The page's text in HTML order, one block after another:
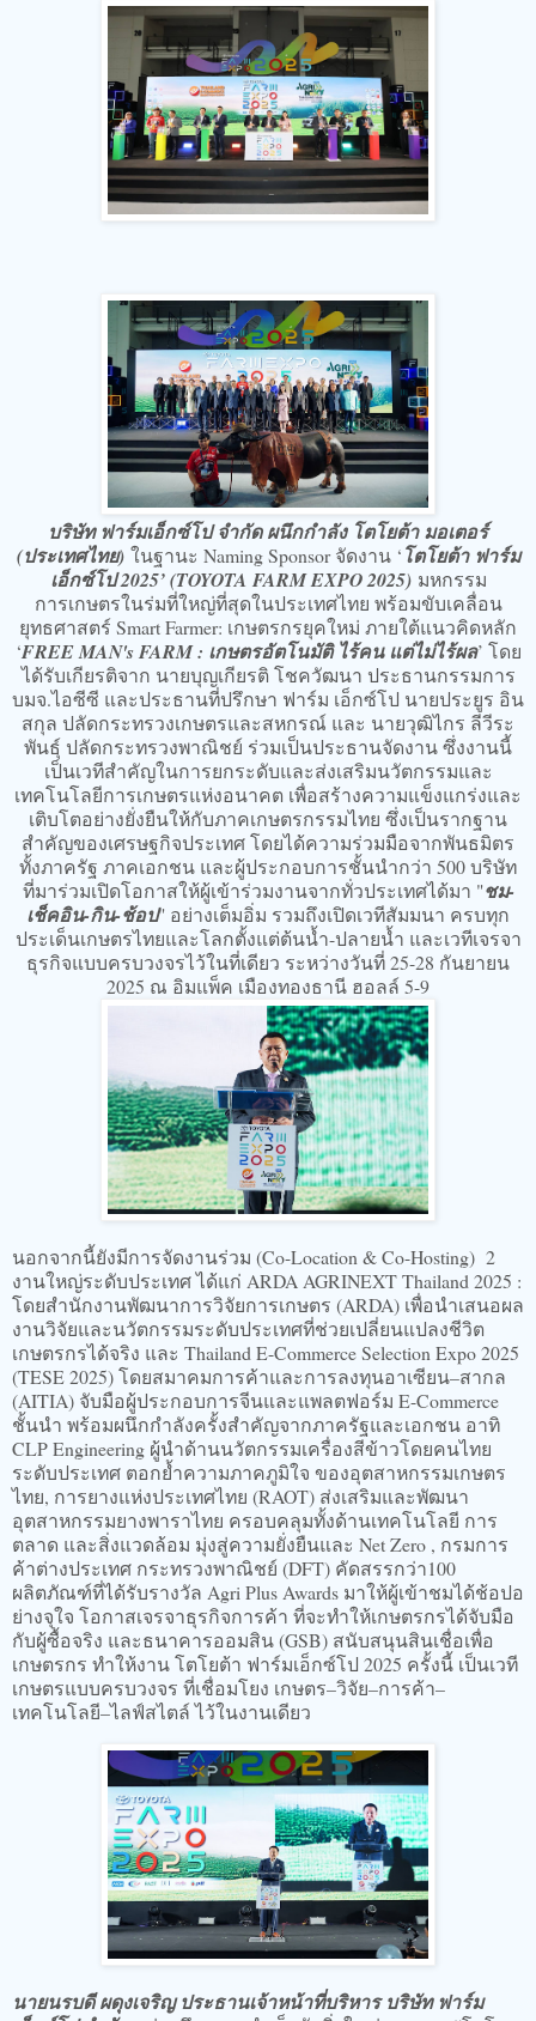
บริษัท ฟาร์มเอ็กซ์โป จำกัด ผนึกกำลัง โตโยต้า มอเตอร์
(ประเทศไทย) ในฐานะ Naming Sponsor จัดงาน ‘โตโยต้า ฟาร์ม
เอ็กซ์โป 2025’ (TOYOTA FARM EXPO 2025) มหกรรม
การเกษตรในร่มที่ใหญ่ที่สุดในประเทศไทย พร้อมขับเคลื่อน
ยุทธศาสตร์ Smart Farmer: เกษตรกรยุคใหม่ ภายใต้แนวคิดหลัก
‘FREE MAN's FARM : เกษตรอัตโนมัติ ไร้คน แต่ไม่ไร้ผล’ โดย
ได้รับเกียรติจาก นายบุญเกียรติ โชควัฒนา ประธานกรรมการ
บมจ.ไอซีซี และประธานที่ปรึกษา ฟาร์ม เอ็กซ์โป นายประยูร อิน
สกุล ปลัดกระทรวงเกษตรและสหกรณ์ และ นายวุฒิไกร ลีวีระ
พันธุ์ ปลัดกระทรวงพาณิชย์ ร่วมเป็นประธานจัดงาน ซึ่งงานนี้
เป็นเวทีสำคัญในการยกระดับและส่งเสริมนวัตกรรมและ
เทคโนโลยีการเกษตรแห่งอนาคต เพื่อสร้างความแข็งแกร่งและ
เติบโตอย่างยั่งยืนให้กับภาคเกษตรกรรมไทย ซึ่งเป็นรากฐาน
สำคัญของเศรษฐกิจประเทศ โดยได้ความร่วมมือจากพันธมิตร
ทั้งภาครัฐ ภาคเอกชน และผู้ประกอบการชั้นนำกว่า 500 บริษัท
ที่มาร่วมเปิดโอกาสให้ผู้เข้าร่วมงานจากทั่วประเทศได้มา "ชม-
เช็คอิน-กิน-ช้อป" อย่างเต็มอิ่ม รวมถึงเปิดเวทีสัมมนา ครบทุก
ประเด็นเกษตรไทยและโลกตั้งแต่ต้นน้ำ-ปลายน้ำ และเวทีเจรจา
ธุรกิจแบบครบวงจรไว้ในที่เดียว ระหว่างวันที่ 25-28 กันยายน
2025 ณ อิมแพ็ค เมืองทองธานี ฮอลล์ 5-9
นอกจากนี้ยังมีการจัดงานร่วม (Co-Location & Co-Hosting) 2
งานใหญ่ระดับประเทศ ได้แก่ ARDA AGRINEXT Thailand 2025 :
โดยสำนักงานพัฒนาการวิจัยการเกษตร (ARDA) เพื่อนำเสนอผล
งานวิจัยและนวัตกรรมระดับประเทศที่ช่วยเปลี่ยนแปลงชีวิต
เกษตรกรได้จริง และ Thailand E-Commerce Selection Expo 2025
(TESE 2025) โดยสมาคมการค้าและการลงทุนอาเซียน–สากล
(AITIA) จับมือผู้ประกอบการจีนและแพลตฟอร์ม E-Commerce
ชั้นนำ พร้อมผนึกกำลังครั้งสำคัญจากภาครัฐและเอกชน อาทิ
CLP Engineering ผู้นำด้านนวัตกรรมเครื่องสีข้าวโดยคนไทย
ระดับประเทศ ตอกย้ำความภาคภูมิใจ ของอุตสาหกรรมเกษตร
ไทย, การยางแห่งประเทศไทย (RAOT) ส่งเสริมและพัฒนา
อุตสาหกรรมยางพาราไทย ครอบคลุมทั้งด้านเทคโนโลยี การ
ตลาด และสิ่งแวดล้อม มุ่งสู่ความยั่งยืนและ Net Zero , กรมการ
ค้าต่างประเทศ กระทรวงพาณิชย์ (DFT) คัดสรรกว่า100
ผลิตภัณฑ์ที่ได้รับรางวัล Agri Plus Awards มาให้ผู้เข้าชมได้ช้อปอ
ย่างจุใจ โอกาสเจรจาธุรกิจการค้า ที่จะทำให้เกษตรกรได้จับมือ
กับผู้ซื้อจริง และธนาคารออมสิน (GSB) สนับสนุนสินเชื่อเพื่อ
เกษตรกร ทำให้งาน โตโยต้า ฟาร์มเอ็กซ์โป 2025 ครั้งนี้ เป็นเวที
เกษตรแบบครบวงจร ที่เชื่อมโยง เกษตร–วิจัย–การค้า–
เทคโนโลยี–ไลฟ์สไตล์ ไว้ในงานเดียว
นายนรบดี ผดุงเจริญ ประธานเจ้าหน้าที่บริหาร บริษัท ฟาร์ม